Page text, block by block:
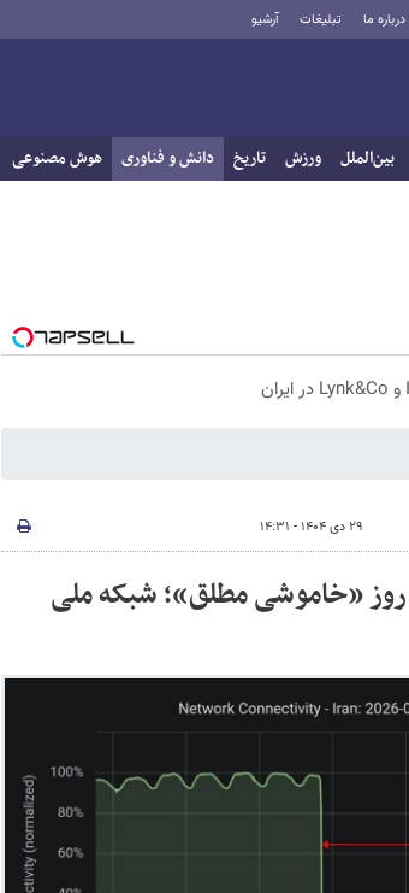
درباره ما تبلیغات آرشیو
بین‌الملل ورزش تاریخ دانش و فناوری هوش مصنوعی
۲۹ دی ۱۴۰۴ - ۱۴:۳۱
«خاموشی مطلق»؛ شبکه ملی